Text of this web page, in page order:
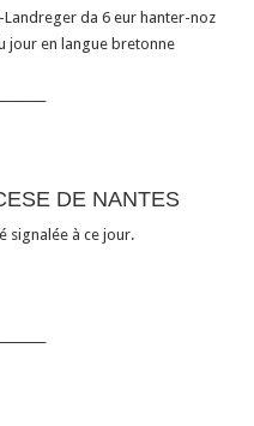
Landreger da 6 eur hanter-noz
jour en langue bretonne
DE NANTES
signalée à ce jour.